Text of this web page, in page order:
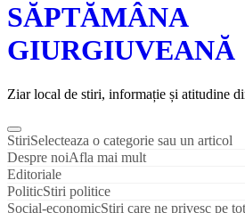
SĂPTĂMÂNA
GIURGIUVEANĂ
Ziar local de stiri, informație și atitudine
StiriSelecteaza o categorie sau un articol
Despre noiAfla mai mult
Editoriale
PoliticStiri politice
Social-economicStiri care ne privesc pe